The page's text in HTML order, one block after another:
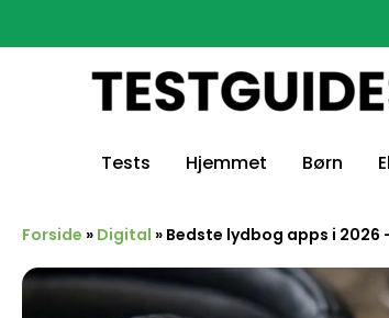
Tests Hjemmet Børn
Forside » Digital » Bedste lydbog apps i